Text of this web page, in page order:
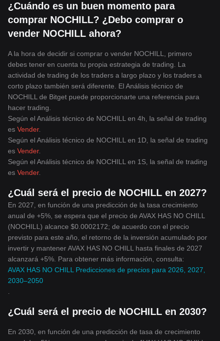
¿Cuándo es un buen momento para
comprar NOCHILL? ¿Debo comprar o
vender NOCHILL ahora?
A la hora de decidir si comprar o vender NOCHILL, primero
debes tener en cuenta tu propia estrategia de trading. La
actividad de trading de los traders a largo plazo y los traders a
corto plazo también será diferente. El Análisis técnico de
NOCHILL de Bitget puede proporcionarte una referencia para
hacer trading.
Según el Análisis técnico de NOCHILL en 4h, la señal de trading
es Vender.
Según el Análisis técnico de NOCHILL en 1D, la señal de trading
es Vender.
Según el Análisis técnico de NOCHILL en 1S, la señal de trading
es Vender.
¿Cuál será el precio de NOCHILL en 2027?
En 2027, en función de una predicción de la tasa crecimiento
anual de +5%, se espera que el precio de AVAX HAS NO CHILL
(NOCHILL) alcance $0.0002172; de acuerdo con el precio
previsto para este año, el retorno de la inversión acumulado por
invertir y mantener AVAX HAS NO CHILL hasta finales de 2027
alcanzará +5%. Para obtener más información, consulta:
AVAX HAS NO CHILL Predicciones de precios para 2026, 2027,
2030–2050
¿Cuál será el precio de NOCHILL en 2030?
En 2030, en función de una predicción de tasa de crecimiento